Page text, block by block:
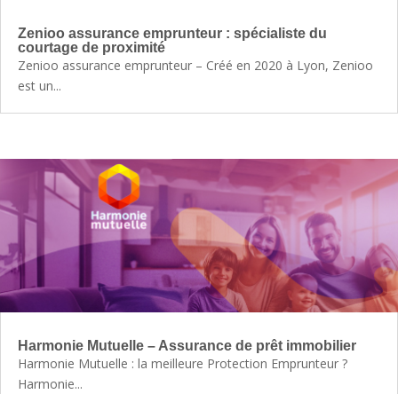
Zenioo assurance emprunteur : spécialiste du
courtage de proximité
Zenioo assurance emprunteur – Créé en 2020 à Lyon, Zenioo
est un...
Harmonie Mutuelle – Assurance de prêt immobilier
Harmonie Mutuelle : la meilleure Protection Emprunteur ?
Harmonie...